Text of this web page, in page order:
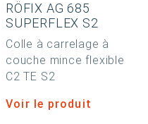
RÖFIX AG 685
SUPERFLEX S2
Colle à carrelage à
couche mince flexible
C2 TE S2
Voir le produit